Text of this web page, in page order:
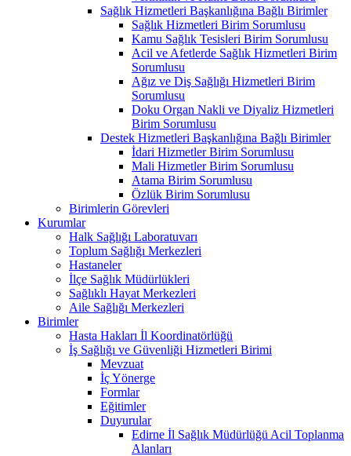
Sağlık Hizmetleri Başkanlığına Bağlı Birimler
Sağlık Hizmetleri Birim Sorumlusu
Kamu Sağlık Tesisleri Birim Sorumlusu
Acil ve Afetlerde Sağlık Hizmetleri Birim
Sorumlusu
Ağız ve Diş Sağlığı Hizmetleri Birim
Sorumlusu
Doku Organ Nakli ve Diyaliz Hizmetleri
Birim Sorumlusu
Destek Hizmetleri Başkanlığına Bağlı Birimler
İdari Hizmetler Birim Sorumlusu
Mali Hizmetler Birim Sorumlusu
Atama Birim Sorumlusu
Özlük Birim Sorumlusu
Birimlerin Görevleri
Kurumlar
Halk Sağlığı Laboratuvarı
Toplum Sağlığı Merkezleri
Hastaneler
İlçe Sağlık Müdürlükleri
Sağlıklı Hayat Merkezleri
Aile Sağlığı Merkezleri
Birimler
Hasta Hakları İl Koordinatörlüğü
İş Sağlığı ve Güvenliği Hizmetleri Birimi
Mevzuat
İç Yönerge
Formlar
Eğitimler
Duyurular
Edirne İl Sağlık Müdürlüğü Acil Toplanma
Alanları